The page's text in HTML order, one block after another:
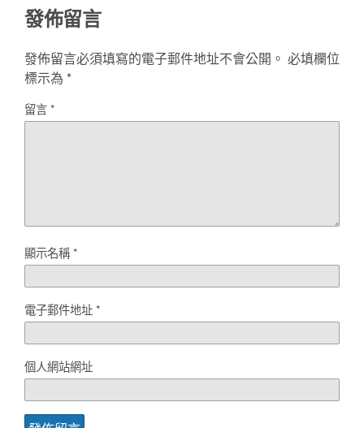
發佈留言
發佈留言必須填寫的電子郵件地址不會公開。 必填欄位
標示為 *
留言*
顯示名稱*
電子郵件地址*
個人網站網址